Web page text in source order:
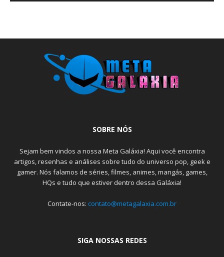
SOBRE NÓS
Sejam bem vindos a nossa Meta Galáxia! Aqui você encontra
artigos, resenhas e análises sobre tudo do universo pop, geek e
gamer. Nós falamos de séries, filmes, animes, mangás, games,
HQs e tudo que estiver dentro dessa Galáxia!
Contate-nos: contato@metagalaxia.com.br
SIGA NOSSAS REDES